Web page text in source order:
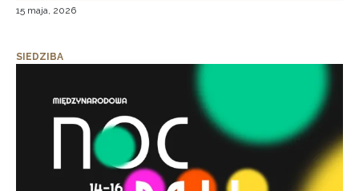
15 maja, 2026
SIEDZIBA